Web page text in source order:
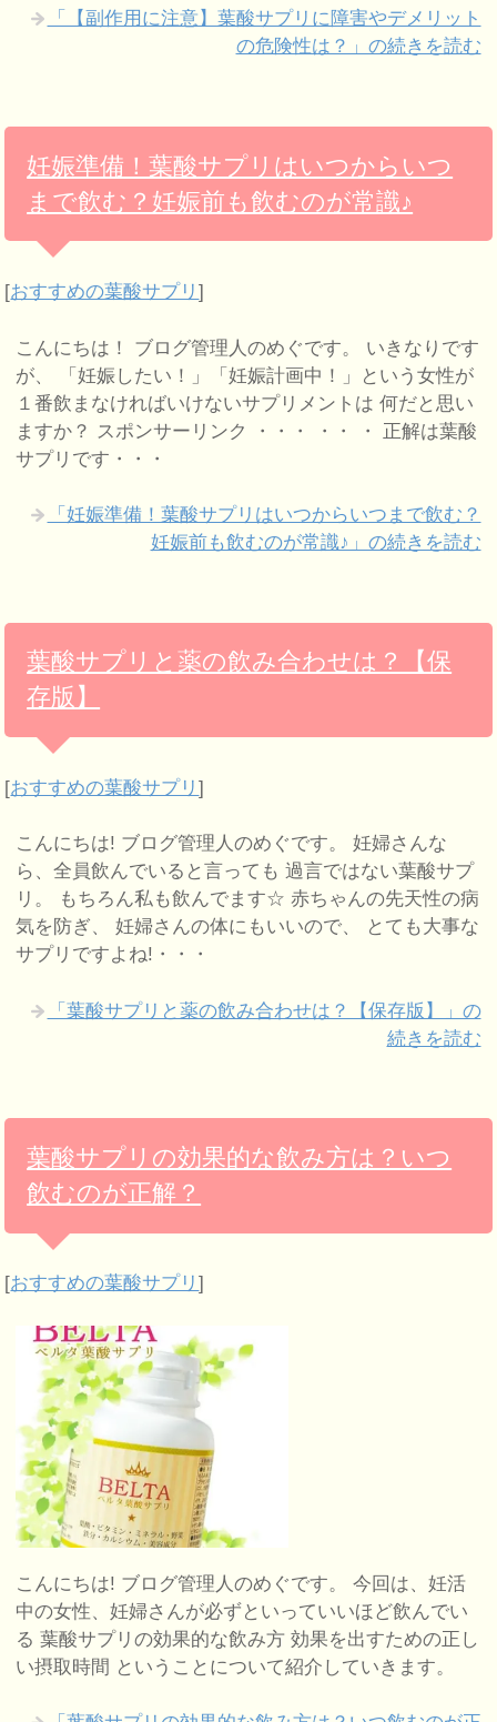
「【副作用に注意】葉酸サプリに障害やデメリット
の危険性は？」の続きを読む
妊娠準備！葉酸サプリはいつからいつ
まで飲む？妊娠前も飲むのが常識♪
[おすすめの葉酸サプリ]
こんにちは！ ブログ管理人のめぐです。 いきなりです
が、 「妊娠したい！」「妊娠計画中！」という女性が
１番飲まなければいけないサプリメントは 何だと思い
ますか？ スポンサーリンク ・・・ ・・ ・ 正解は葉酸
サプリです・・・
「妊娠準備！葉酸サプリはいつからいつまで飲む？
妊娠前も飲むのが常識♪」の続きを読む
葉酸サプリと薬の飲み合わせは？【保
存版】
[おすすめの葉酸サプリ]
こんにちは! ブログ管理人のめぐです。 妊婦さんな
ら、全員飲んでいると言っても 過言ではない葉酸サプ
リ。 もちろん私も飲んでます☆ 赤ちゃんの先天性の病
気を防ぎ、 妊婦さんの体にもいいので、 とても大事な
サプリですよね!・・・
「葉酸サプリと薬の飲み合わせは？【保存版】」の
続きを読む
葉酸サプリの効果的な飲み方は？いつ
飲むのが正解？
[おすすめの葉酸サプリ]
こんにちは! ブログ管理人のめぐです。 今回は、妊活
中の女性、妊婦さんが必ずといっていいほど飲んでい
る 葉酸サプリの効果的な飲み方 効果を出すための正し
い摂取時間 ということについて紹介していきます。